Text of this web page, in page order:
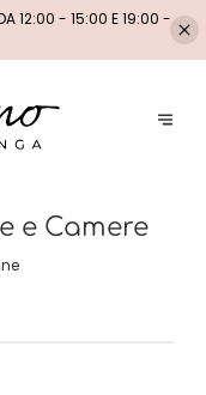
12:00 - 15:00 E 19:00 -
e Camere